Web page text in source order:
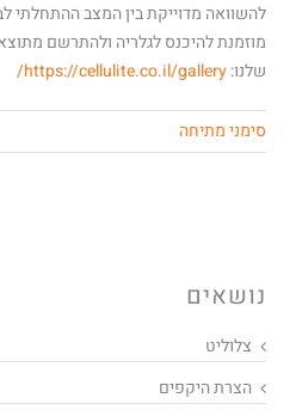
להשוואה מדוייקת בין המצב ההתחלתי
מוזמנת להיכנס לגלריה ולהתרשם
שלנו:https://cellulite.co.il/gallery/
סימני מתיחה
נושאים
צלוליט
הצרת היקפים